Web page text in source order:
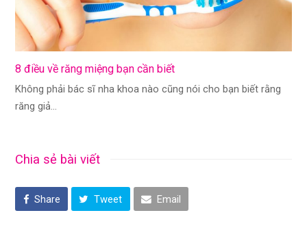
8 điều về răng miệng bạn cần biết
Không phải bác sĩ nha khoa nào cũng nói cho bạn biết rằng
răng giả…
Chia sẻ bài viết
Share Tweet Email